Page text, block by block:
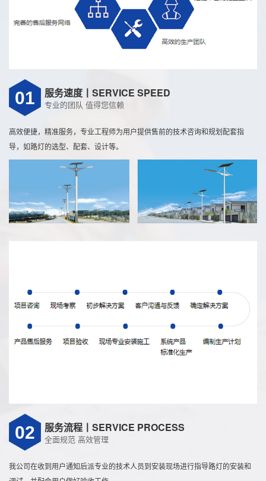
01 服务速度丨SERVICE SPEED
专业的团队 值得您信赖
高效便捷，精准服务，专业工程师为用户提供售前的技术咨询和规划配套指
导，如路灯的选型、配套、设计等。
02 服务流程丨SERVICE PROCESS
全面规范 高效管理
我公司在收到用户通知后派专业的技术人员到安装现场进行指导路灯的安装和